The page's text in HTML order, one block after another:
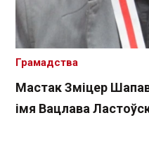
Мастак Зміцер
імя Вацлава
Грамадства